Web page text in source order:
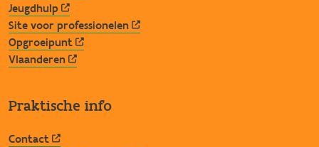
Jeugdhulp
Site voor professionelen
Opgroeipunt
Vlaanderen
Praktische info
Contact